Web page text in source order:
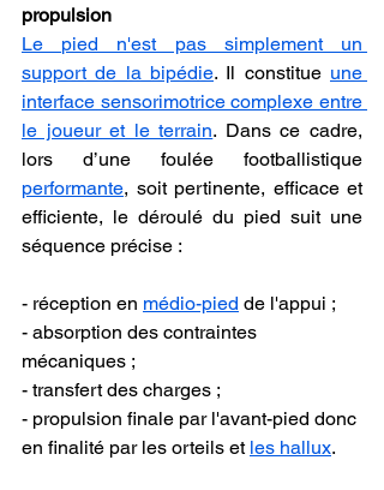
propulsion
Le pied n'est pas simplement un
support de la bipédie. Il constitue une
interface sensorimotrice complexe entre
le joueur et le terrain. Dans ce cadre,
performante, soit pertinente, efficace et
efficiente, le déroulé du pied suit une
séquence précise :
- réception en médio-pied de l'appui ;
- absorption des contraintes
mécaniques ;
- transfert des charges ;
- propulsion finale par l'avant-pied donc
en finalité par les orteils et les hallux.